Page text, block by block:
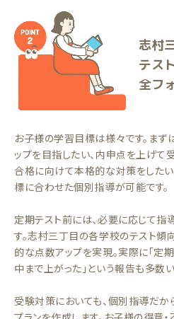
志村
テス
全フ
お子様の学習目標は様々です。ま
ップを目指したい、内申点を上げて
合格に向けて本格的な対策をしたい
標に合わせた個別指導が可能です。
定期テスト前には、必要に応じて指
す。志村三丁目の各学校のテスト傾
的な点数アップを実現。実際に「定
中まで上がった」という報告も多数
受験対策においても、個別指導だか